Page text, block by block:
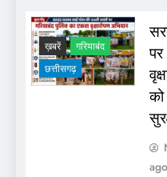
सरदार पटेल की 150वीं
‘एकता वृक्षारोपण
एकता और सुरक्षा का
ख़बरें
गरियाबंद
छत्तीसगढ़
को
ago